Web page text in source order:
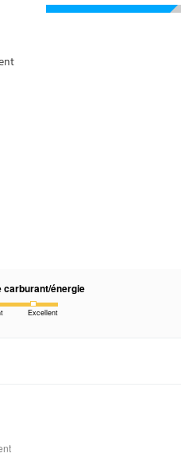
carburant/énergie
Excellent